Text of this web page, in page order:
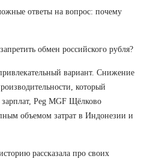
ответы на вопрос: почему
обмен российского рубля?
вариант. Снижение
который
зарплат, Peg MGF Щёлково
объемом затрат в Индонезии и
рассказала про своих